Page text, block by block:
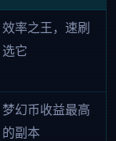
效率之王，速刷
选它
梦幻币收益最高
的副本